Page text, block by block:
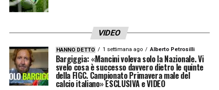
VIDEO
HANNO DETTO 1 settimana ago Alberto Petrosilli
Bargiggia: «Mancini voleva solo la Nazionale. Vi
svelo cosa è successo davvero dietro le quinte
della FIGC. Campionato Primavera male del
calcio italiano» ESCLUSIVA e VIDEO